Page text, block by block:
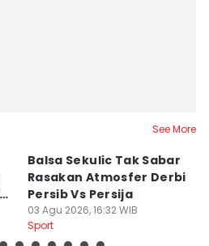
See More
Balsa Sekulic Tak Sabar
Rasakan Atmosfer Derbi
Persib Vs Persija
03 Agu 2026, 16:32 WIB
Sport